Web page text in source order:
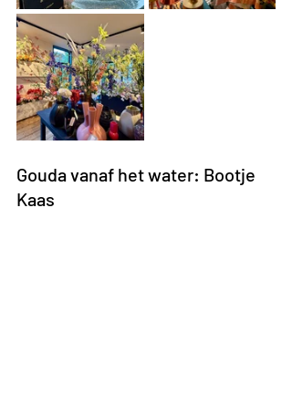
Gouda vanaf het water: Bootje
Kaas